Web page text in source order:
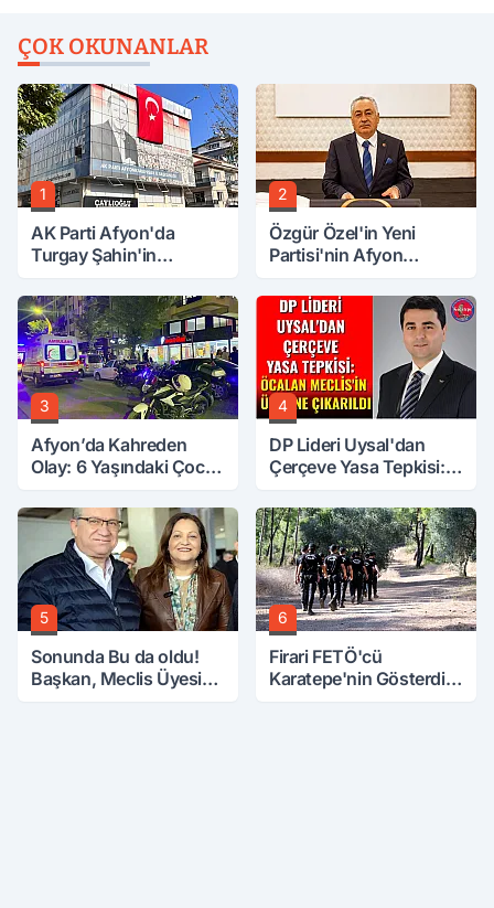
ÇOK OKUNANLAR
1
AK Parti Afyon'da
Turgay Şahin'in
2
Özgür Özel'in Yeni
Partisi'nin Afyon
3
Afyon’da Kahreden
Olay: 6 Yaşındaki Çocuk
4
DP Lideri Uysal'dan
Çerçeve Yasa Tepkisi:
Üzerine Çıkarıldı
5
Sonunda Bu da oldu!
Başkan, Meclis Üyesini
6
Firari FETÖ'cü
Karatepe'nin Gösterdiği